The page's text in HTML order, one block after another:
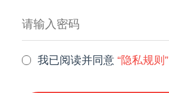
我已阅读并同意“隐私规则”